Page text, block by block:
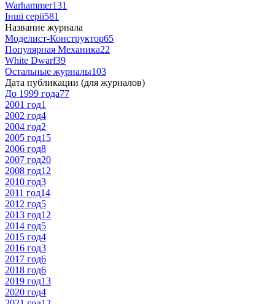
Warhammer131
Інші серії581
Название журнала
Моделист-Конструктор65
Популярная Механика22
White Dwarf39
Остальные журналы103
Дата публикации (для журналов)
До 1999 года77
2001 год1
2002 год4
2004 год2
2005 год15
2006 год8
2007 год20
2008 год12
2010 год3
2011 год14
2012 год5
2013 год12
2014 год5
2015 год4
2016 год3
2017 год6
2018 год6
2019 год13
2020 год4